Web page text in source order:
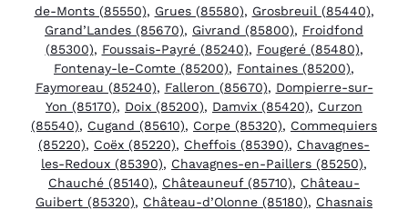
de-Monts (85550), Grues (85580), Grosbreuil (85440),
Grand’Landes (85670), Givrand (85800), Froidfond
(85300), Foussais-Payré (85240), Fougeré (85480),
Fontenay-le-Comte (85200), Fontaines (85200),
Faymoreau (85240), Falleron (85670), Dompierre-sur-
Yon (85170), Doix (85200), Damvix (85420), Curzon
(85540), Cugand (85610), Corpe (85320), Commequiers
(85220), Coëx (85220), Cheffois (85390), Chavagnes-
les-Redoux (85390), Chavagnes-en-Paillers (85250),
Chauché (85140), Châteauneuf (85710), Château-
Guibert (85320), Château-d’Olonne (85180), Chasnais